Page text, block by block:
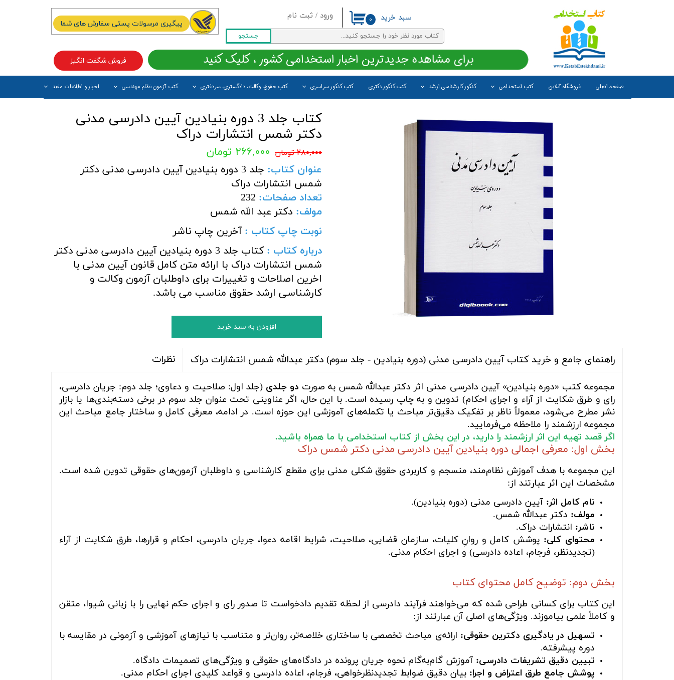
ورود / ثبت نام
حساب کاربری من
تغییر گذر واژه
سفارشات
خروج از حساب کاربری
جستجو
صفحه اصلی فروشگاه آنلاین کتب استخدامی کنکور کارشناسی ارشد کتب کنکور دکتری کتب کنکور سراسری کتب حقوق، وکالت، دادگستری، سردفتری کتب آزمون نظام مهندسی اخبار و اطلاعات مفید
۰ سبد خرید
فروش شگفت انگیز برای مشاهده جدیدترین اخبار استخدامی کشور ، کلیک کنید
پیگیری مرسولات پستی سفارش های شما
کتاب جلد 3 دوره بنیادین آیین دادرسی مدنی
دکتر شمس انتشارات دراک
۲۸۰,۰۰۰ تومان ۲۶۶,۰۰۰ تومان
عنوان کتاب:
جلد 3 دوره بنیادین آیین دادرسی مدنی دکتر
شمس انتشارات دراک
تعداد صفحات:
232
مولف: دکتر عبد الله شمس
نوبت چاپ کتاب :آخرین چاپ ناشر
درباره کتاب :
کتاب جلد 3 دوره بنیادین آیین دادرسی مدنی دکتر
شمس انتشارات دراک با ارائه متن کامل قانون آیین مدنی با
اخرین اصلاحات و تغییرات برای داوطلبان آزمون وکالت و
کارشناسی ارشد حقوق مناسب می باشد.
افزودن به سبد خرید
راهنمای جامع و خرید کتاب آیین دادرسی مدنی (دوره بنیادین - جلد سوم) دکتر عبدالله شمس انتشارات دراک نظرات
مجموعه کتب «دوره بنیادین» آیین دادرسی مدنی اثر دکتر عبدالله شمس به صورت دو جلدی (جلد اول: صلاحیت و دعاوی؛ جلد دوم: جریان دادرسی،
رای و طرق شکایت از آراء و اجرای احکام) تدوین و به چاپ رسیده است. با این حال، اگر عناوینی تحت عنوان جلد سوم در برخی دسته‌بندی‌ها یا بازار
نشر مطرح می‌شود، معمولاً ناظر بر تفکیک دقیق‌تر مباحث یا تکمله‌های آموزشی این حوزه است. در ادامه، معرفی کامل و ساختار جامع مباحث این
مجموعه ارزشمند را ملاحظه می‌فرمایید.
اگر قصد تهیه این اثر ارزشمند را دارید، در این بخش از کتاب استخدامی با ما همراه باشید.
بخش اول: معرفی اجمالی دوره بنیادین آیین دادرسی مدنی دکتر شمس دراک
این مجموعه با هدف آموزش نظام‌مند، منسجم و کاربردی حقوق شکلی مدنی برای مقطع کارشناسی و داوطلبان آزمون‌های حقوقی تدوین شده است.
مشخصات این اثر عبارتند از:
نام کامل اثر: آیین دادرسی مدنی (دوره بنیادین).
مولف: دکتر عبدالله شمس.
ناشر: انتشارات دراک.
محتوای کلی: پوشش کامل و روانِ کلیات، سازمان قضایی، صلاحیت، شرایط اقامه دعوا، جریان دادرسی، احکام و قرارها، طرق شکایت از آراء
(تجدیدنظر، فرجام، اعاده دادرسی) و اجرای احکام مدنی.
بخش دوم: توضیح کامل محتوای کتاب
این کتاب برای کسانی طراحی شده که می‌خواهند فرآیند دادرسی از لحظه تقدیم دادخواست تا صدور رای و اجرای حکم نهایی را با زبانی شیوا، متقن
و کاملاً علمی بیاموزند. ویژگی‌های اصلی آن عبارتند از:
تسهیل در یادگیری دکترین حقوقی: ارائه‌ی مباحث تخصصی با ساختاری خلاصه‌تر، روان‌تر و متناسب با نیازهای آموزشی و آزمونی در مقایسه با
دوره پیشرفته.
تبیین دقیق تشریفات دادرسی: آموزش گام‌به‌گام نحوه جریان پرونده در دادگاه‌های حقوقی و ویژگی‌های تصمیمات دادگاه.
پوشش جامع طرق اعتراض و اجرا: بیان دقیق ضوابط تجدیدنظرخواهی، فرجام، اعاده دادرسی و قواعد کلیدی اجرای احکام مدنی.